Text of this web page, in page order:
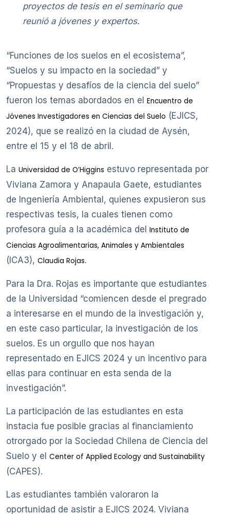
proyectos de tesis en el seminario que
reunió a jóvenes y expertos.
“Funciones de los suelos en el ecosistema”,
“Suelos y su impacto en la sociedad” y
“Propuestas y desafíos de la ciencia del suelo”
fueron los temas abordados en el Encuentro de
Jóvenes Investigadores en Ciencias del Suelo (EJICS,
2024), que se realizó en la ciudad de Aysén,
entre el 15 y el 18 de abril.
La Universidad de O’Higgins estuvo representada por
Viviana Zamora y Anapaula Gaete, estudiantes
de Ingeniería Ambiental, quienes expusieron sus
respectivas tesis, la cuales tienen como
profesora guía a la académica del Instituto de
Ciencias Agroalimentarias, Animales y Ambientales
(ICA3), Claudia Rojas.
Para la Dra. Rojas es importante que estudiantes
de la Universidad “comiencen desde el pregrado
a interesarse en el mundo de la investigación y,
en este caso particular, la investigación de los
suelos. Es un orgullo que nos hayan
representado en EJICS 2024 y un incentivo para
ellas para continuar en esta senda de la
investigación”.
La participación de las estudiantes en esta
instacia fue posible gracias al financiamiento
otrorgado por la Sociedad Chilena de Ciencia del
Suelo y el Center of Applied Ecology and Sustainability
(CAPES).
Las estudiantes también valoraron la
oportunidad de asistir a EJICS 2024. Viviana